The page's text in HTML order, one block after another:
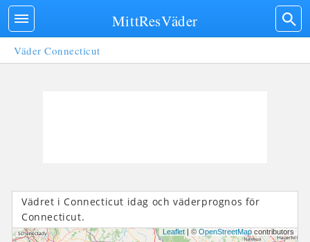
Väder Connecticut
Vädret i Connecticut idag och väderprognos för
Connecticut.
Leaflet | © OpenStreetMap contributors
MittResVäder